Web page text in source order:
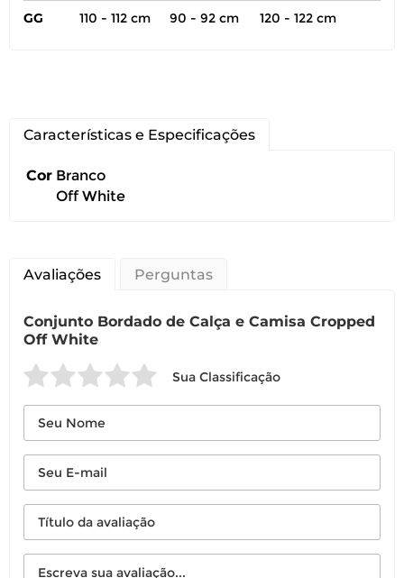
produto gratuitamente.
esteja sem uso.
devolução.
GG 110 - 112 cm 90 - 92 cm 120 - 122 cm
Características e Especificações
Cor Branco
Off White
Avaliações Perguntas
Conjunto Bordado de Calça e Camisa Cropped
Off White
Sua Classificação